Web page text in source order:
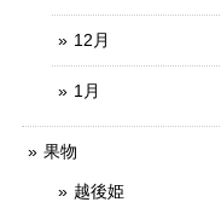
12月
1月
果物
越後姫